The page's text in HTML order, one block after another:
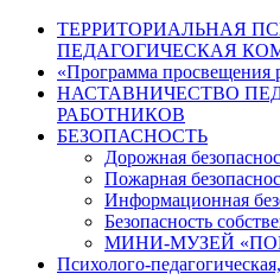
ТЕРРИТОРИАЛЬНАЯ
ПЕДАГОГИЧЕСКАЯ
«Программа просвещения
НАСТАВНИЧЕСТВО
РАБОТНИКОВ
БЕЗОПАСНОСТЬ
Дорожная
Пожарная
Информационная
Безопасность
МИНИ-МУЗЕЙ
Психолого-